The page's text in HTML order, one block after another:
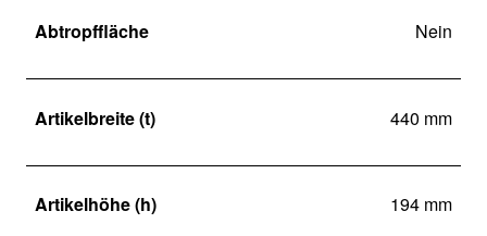
Abtropffläche Nein
Artikelbreite (t) 440 mm
Artikelhöhe (h) 194 mm